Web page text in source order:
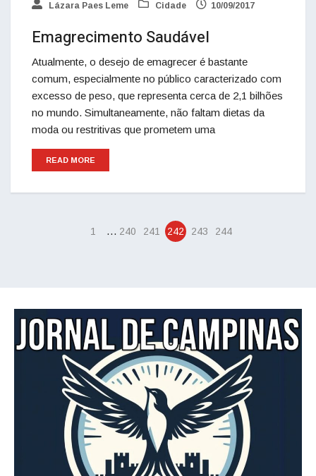
Lázara Paes Leme Cidade 10/09/2017
Emagrecimento Saudável
Atualmente, o desejo de emagrecer é bastante
comum, especialmente no público ca­racterizado com
excesso de peso, que representa cerca de 2,1 bilhões
no mundo. Simultaneamente, não faltam dietas da
moda ou restritivas que pro­metem uma
READ MORE
1 … 240 241 242 243 244